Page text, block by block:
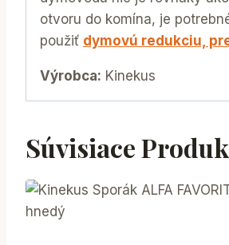
otvoru do komína, je
použiť dymovú redukciu,
Výrobca: Kinekus
Súvisiace